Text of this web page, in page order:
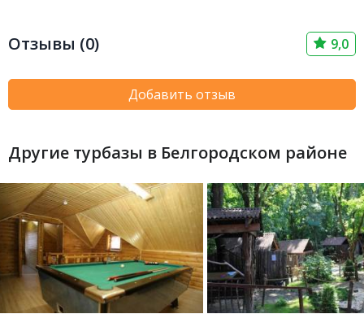
Отзывы (0) 9,0
Добавить отзыв
Другие турбазы в Белгородском районе